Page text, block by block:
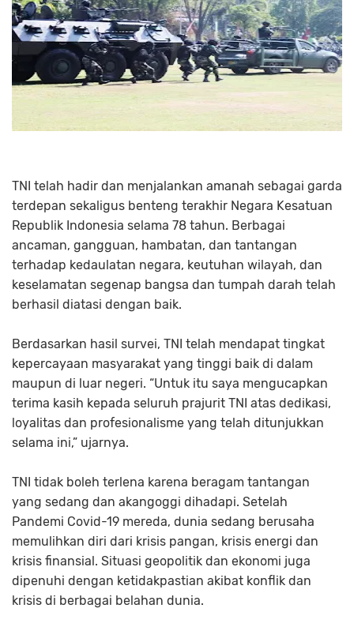
TNI telah hadir dan menjalankan amanah sebagai garda
terdepan sekaligus benteng terakhir Negara Kesatuan
Republik Indonesia selama 78 tahun. Berbagai
ancaman, gangguan, hambatan, dan tantangan
terhadap kedaulatan negara, keutuhan wilayah, dan
keselamatan segenap bangsa dan tumpah darah telah
berhasil diatasi dengan baik.
Berdasarkan hasil survei, TNI telah mendapat tingkat
kepercayaan masyarakat yang tinggi baik di dalam
maupun di luar negeri. “Untuk itu saya mengucapkan
terima kasih kepada seluruh prajurit TNI atas dedikasi,
loyalitas dan profesionalisme yang telah ditunjukkan
selama ini,” ujarnya.
TNI tidak boleh terlena karena beragam tantangan
yang sedang dan akangoggi dihadapi. Setelah
Pandemi Covid-19 mereda, dunia sedang berusaha
memulihkan diri dari krisis pangan, krisis energi dan
krisis finansial. Situasi geopolitik dan ekonomi juga
dipenuhi dengan ketidakpastian akibat konflik dan
krisis di berbagai belahan dunia.